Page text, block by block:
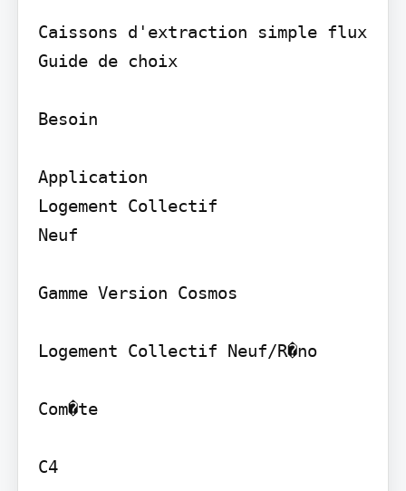
Caissons d'extraction simple flux
Guide de choix
Besoin
Application
Logement Collectif
Neuf
Gamme Version Cosmos
Logement Collectif Neuf/R�no
Com�te
C4